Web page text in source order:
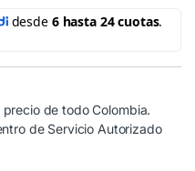
de todo Colombia.
de Servicio Autorizado